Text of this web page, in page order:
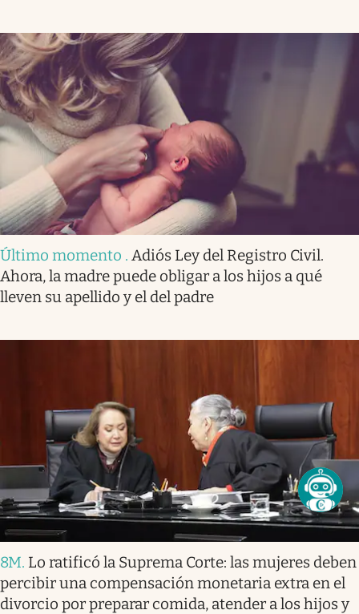
Último momento . Adiós Ley del Registro Civil.
Ahora, la madre puede obligar a los hijos a qué
lleven su apellido y el del padre
8M. Lo ratificó la Suprema Corte: las mujeres deben
percibir una compensación monetaria extra en el
divorcio por preparar comida, atender a los hijos y